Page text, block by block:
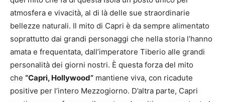
atmosfera e vivacità, al di là delle sue straordinarie
bellezze naturali. Il mito di Capri è da sempre alimentato
soprattutto dai grandi personaggi che nella storia l’hanno
amata e frequentata, dall’imperatore Tiberio alle grandi
personalità dei giorni nostri. È questa forza del mito
che “Capri, Hollywood” mantiene viva, con ricadute
positive per l’intero Mezzogiorno. D’altra parte, Capri